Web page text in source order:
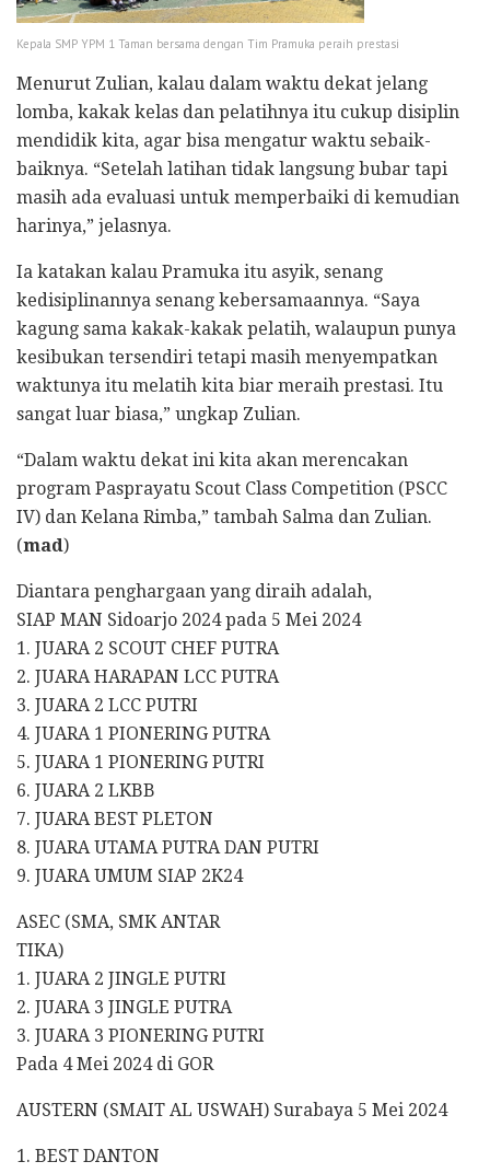
Kepala SMP YPM 1 Taman bersama dengan Tim Pramuka peraih prestasi
Menurut Zulian, kalau dalam waktu dekat jelang
lomba, kakak kelas dan pelatihnya itu cukup disiplin
mendidik kita, agar bisa mengatur waktu sebaik-
baiknya. “Setelah latihan tidak langsung bubar tapi
masih ada evaluasi untuk memperbaiki di kemudian
harinya,” jelasnya.
Ia katakan kalau Pramuka itu asyik, senang
kedisiplinannya senang kebersamaannya. “Saya
kagung sama kakak-kakak pelatih, walaupun punya
kesibukan tersendiri tetapi masih menyempatkan
waktunya itu melatih kita biar meraih prestasi. Itu
sangat luar biasa,” ungkap Zulian.
“Dalam waktu dekat ini kita akan merencakan
program Pasprayatu Scout Class Competition (PSCC
IV) dan Kelana Rimba,” tambah Salma dan Zulian.
(mad)
Diantara penghargaan yang diraih adalah,
SIAP MAN Sidoarjo 2024 pada 5 Mei 2024
1. JUARA 2 SCOUT CHEF PUTRA
2. JUARA HARAPAN LCC PUTRA
3. JUARA 2 LCC PUTRI
4. JUARA 1 PIONERING PUTRA
5. JUARA 1 PIONERING PUTRI
6. JUARA 2 LKBB
7. JUARA BEST PLETON
8. JUARA UTAMA PUTRA DAN PUTRI
9. JUARA UMUM SIAP 2K24
ASEC (SMA, SMK ANTAR
TIKA)
1. JUARA 2 JINGLE PUTRI
2. JUARA 3 JINGLE PUTRA
3. JUARA 3 PIONERING PUTRI
Pada 4 Mei 2024 di GOR
AUSTERN (SMAIT AL USWAH) Surabaya 5 Mei 2024
1. BEST DANTON